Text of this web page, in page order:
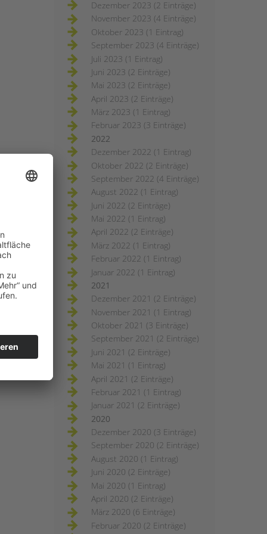
Dezember 2023 (2 Einträge)
November 2023 (4 Einträge)
Oktober 2023 (1 Eintrag)
September 2023 (4 Einträge)
Juli 2023 (1 Eintrag)
Juni 2023 (2 Einträge)
Mai 2023 (2 Einträge)
April 2023 (2 Einträge)
März 2023 (1 Eintrag)
Februar 2023 (3 Einträge)
2022
Dezember 2022 (1 Eintrag)
Oktober 2022 (2 Einträge)
September 2022 (4 Einträge)
August 2022 (1 Eintrag)
Juni 2022 (2 Einträge)
Mai 2022 (1 Eintrag)
April 2022 (2 Einträge)
März 2022 (1 Eintrag)
Februar 2022 (1 Eintrag)
Januar 2022 (1 Eintrag)
2021
Dezember 2021 (2 Einträge)
November 2021 (1 Eintrag)
Oktober 2021 (3 Einträge)
September 2021 (2 Einträge)
Juni 2021 (2 Einträge)
Mai 2021 (1 Eintrag)
April 2021 (2 Einträge)
Februar 2021 (1 Eintrag)
Januar 2021 (2 Einträge)
2020
Dezember 2020 (3 Einträge)
September 2020 (2 Einträge)
August 2020 (1 Eintrag)
Juni 2020 (2 Einträge)
Mai 2020 (1 Eintrag)
April 2020 (2 Einträge)
März 2020 (6 Einträge)
Februar 2020 (2 Einträge)